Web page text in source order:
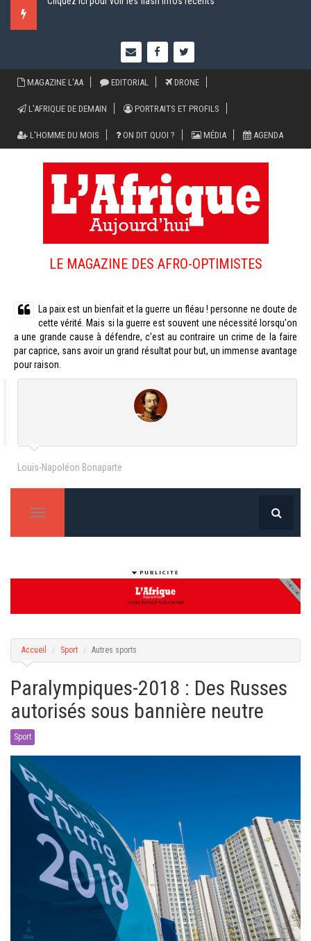
MAGAZINE L'AA EDITORIAL DRONE
L'AFRIQUE DE DEMAIN PORTRAITS ET PROFILS
L'HOMME DU MOIS ON DIT QUOI ? MÉDIA AGENDA
LE MAGAZINE DES AFRO-OPTIMISTES
La paix est un bienfait et la guerre un fléau ! personne ne doute de
cette vérité. Mais si la guerre est souvent une nécessité lorsqu'on
a une grande cause à défendre, c'est au contraire un crime de la faire
par caprice, sans avoir un grand résultat pour but, un immense avantage
pour raison.
Louis-Napoléon Bonaparte
T
g
n
i
t
Accueil Sport Autres sports
Paralympiques-2018 : Des Russes
autorisés sous bannière neutre
Sport